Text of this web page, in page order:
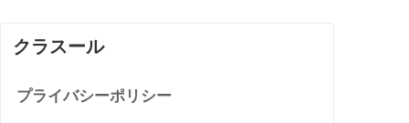
クラスール
プライバシーポリシー